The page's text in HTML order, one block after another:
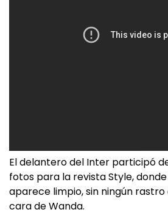
El delantero del Inter participó
fotos para la revista Style,
aparece limpio, sin ningún
cara de Wanda.